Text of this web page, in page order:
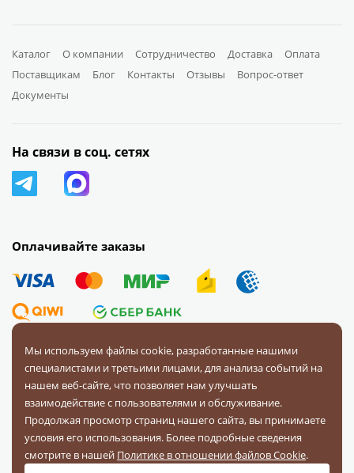
Каталог О компании Сотрудничество Доставка
Оплата
Поставщикам
Блог Контакты Отзывы
Вопрос-ответ
Документы
Оплачивайте заказы
На связи в соц. сетях
© 2008 — 2026 Первая Фурнитурная Компания.Все права
защищены.
Политика конфиденциальности
Соглашение на обработку персональных данных
Мы используем файлы cookie, разработанные нашими
специалистами и третьими лицами, для анализа событий на
нашем веб-сайте, что позволяет нам улучшать
взаимодействие с пользователями и обслуживание.
Продолжая просмотр страниц нашего сайта, вы принимаете
условия его использования. Более подробные сведения
смотрите в нашей Политике в отношении файлов Cookie.